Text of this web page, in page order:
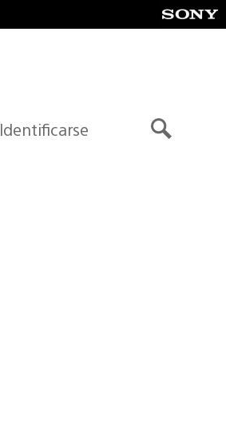
Identificarse